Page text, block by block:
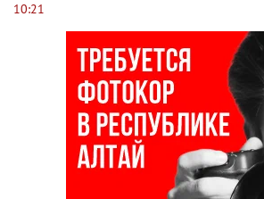
10:21